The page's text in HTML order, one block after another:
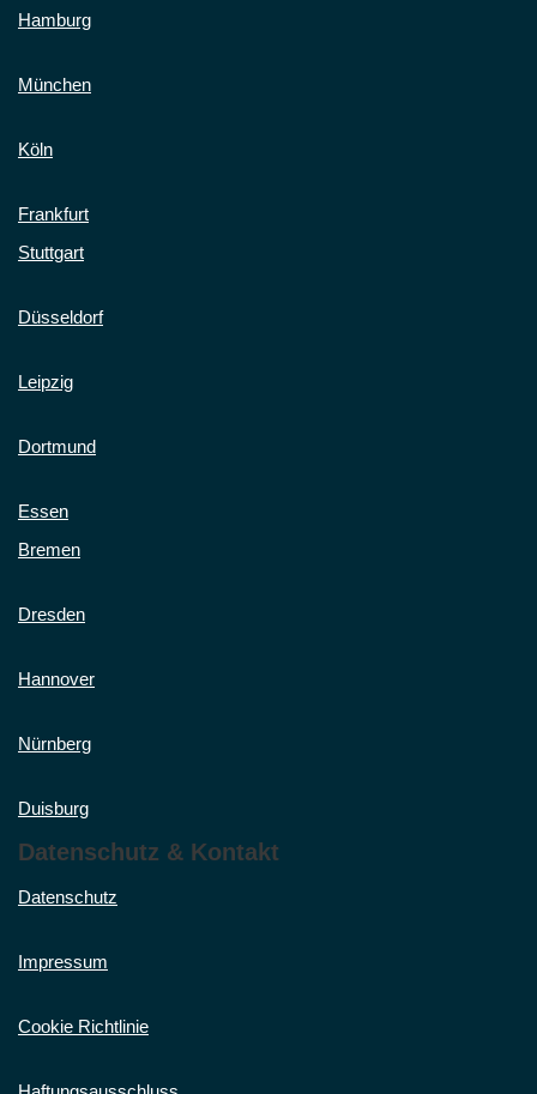
Hamburg
München
Köln
Frankfurt
Stuttgart
Düsseldorf
Leipzig
Dortmund
Essen
Bremen
Dresden
Hannover
Nürnberg
Duisburg
Datenschutz & Kontakt
Datenschutz
Impressum
Cookie Richtlinie